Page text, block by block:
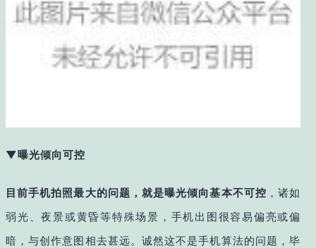
▼曝光倾向可控
目前手机拍照最大的问题，就是曝光倾向基本不可控 ，诸如
弱光、夜景或黄昏等特殊场景，手机出图很容易偏亮或偏
暗，与创作意图相去甚远。诚然这不是手机算法的问题，毕